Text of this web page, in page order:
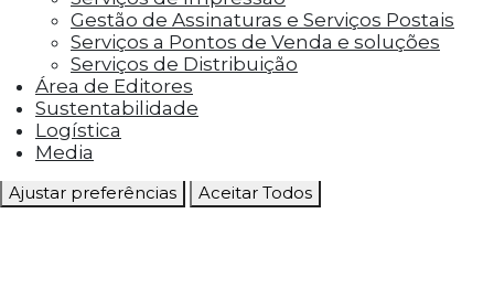
Cookies Marketing
Os cookies de marketing são usados para
entregar aos visitantes anúncios
personalizados com base nas páginas que eles
visitaram antes e analisar a eficácia da
campanha publicitária.
Ajustar preferências Aceitar Todos
Gestão de Assinaturas e Serviços Postais
Serviços a Pontos de Venda e soluções
Serviços de Distribuição
Área de Editores
Sustentabilidade
Logística
Media